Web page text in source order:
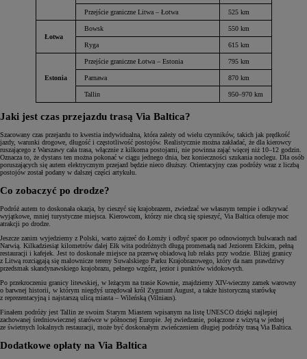
Przejście graniczne Litwa – Łotwa 525 km
Łotwa
Bowsk 550 km
Ryga 615 km
Estonia
Przejście graniczne Łotwa – Estonia 795 km
Parnawa 870 km
Tallin 950–970 km
Jaki jest czas przejazdu trasą Via Baltica?
Szacowany czas przejazdu to kwestia indywidualna, która zależy od wielu czynników, takich jak prędkość
jazdy, warunki drogowe, długość i częstotliwość postojów. Realistycznie można zakładać, że dla kierowcy
ruszającego z Warszawy cała trasa, włącznie z kilkoma postojami, nie powinna zająć więcej niż 10–12 godzin.
Oznacza to, że dystans ten można pokonać w ciągu jednego dnia, bez konieczności szukania noclegu. Dla osób
poruszających się autem elektrycznym przejazd będzie nieco dłuższy. Orientacyjny czas podróży wraz z liczbą
postojów został podany w dalszej części artykułu.
Co zobaczyć po drodze?
Podróż autem to doskonała okazja, by cieszyć się krajobrazem, zwiedzać we własnym tempie i odkrywać
wyjątkowe, mniej turystyczne miejsca. Kierowcom, którzy nie chcą się spieszyć, Via Baltica oferuje moc
atrakcji po drodze.
Jeszcze zanim wyjedziemy z Polski, warto zajrzeć do Łomży i odbyć spacer po odnowionych bulwarach nad
Narwią. Kilkadziesiąt kilometrów dalej Ełk wita podróżnych długą promenadą nad Jeziorem Ełckim, pełną
restauracji i kafejek. Jest to doskonałe miejsce na przerwę obiadową lub relaks przy wodzie. Bliżej granicy
z Litwą rozciągają się malownicze tereny Suwalskiego Parku Krajobrazowego, który da nam prawdziwy
przedsmak skandynawskiego krajobrazu, pełnego wzgórz, jezior i punktów widokowych.
Po przekroczeniu granicy litewskiej, w leżącym na trasie Kownie, znajdziemy XIV-wieczny zamek warowny
o barwnej historii, w którym niegdyś urzędował król Zygmunt August, a także historyczną starówkę
z reprezentacyjną i najstarszą ulicą miasta – Wileńską (Vilniaus).
Finałem podróży jest Tallin ze swoim Starym Miastem wpisanym na listę UNESCO dzięki najlepiej
zachowanej średniowiecznej starówce w północnej Europie. Jej zwiedzanie, połączone z wizytą w jednej
ze świetnych lokalnych restauracji, może być doskonałym zwieńczeniem długiej podróży trasą Via Baltica.
Dodatkowe opłaty na Via Baltica